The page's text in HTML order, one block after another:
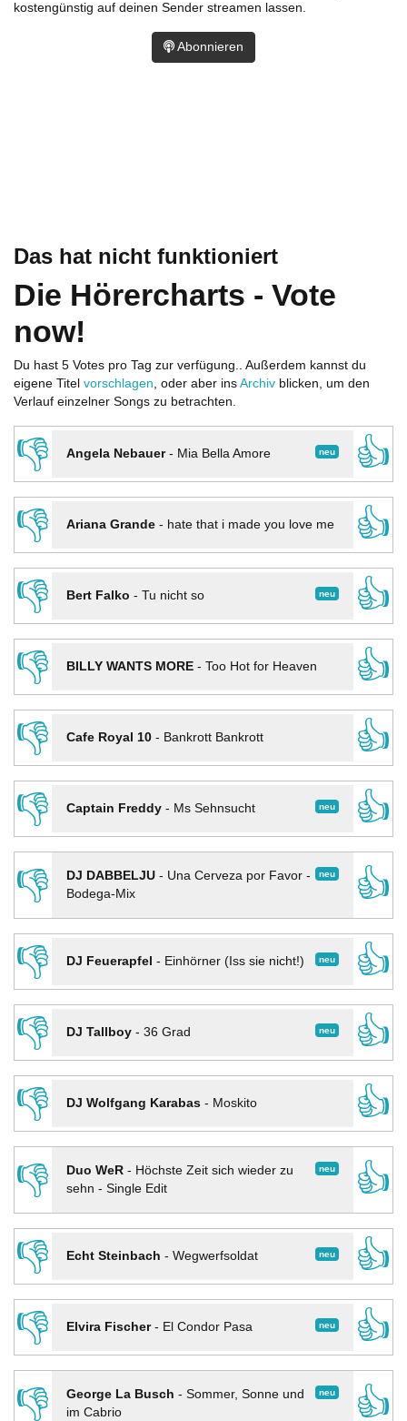
Das hat nicht funktioniert
Die Hörercharts - Vote
now!
Du hast 5 Votes pro Tag zur verfügung.. Außerdem kannst du
eigene Titel vorschlagen, oder aber ins Archiv blicken, um den
Verlauf einzelner Songs zu betrachten.
👎 neu
Angela Nebauer- Mia Bella Amore
👍
👎
Ariana Grande- hate that i made you love me
👍
👎
neu
Bert Falko - Tu nicht so
👍
👎
BILLY WANTS MORE- Too Hot for Heaven
👍
👎
Cafe Royal 10- Bankrott Bankrott
👍
👎
neu
Captain Freddy- Ms Sehnsucht
👍
👎
neu
DJ DABBELJU- Una Cerveza por Favor -
Bodega-Mix
👍
👎
neu
DJ Feuerapfel - Einhörner (Iss sie nicht!)
👍
👎
neu
DJ Tallboy- 36 Grad
👍
👎
DJ Wolfgang Karabas- Moskito
👍
👎
neu
Duo WeR- Höchste Zeit sich wieder zu
sehn - Single Edit
👍
👎
neu
Echt Steinbach - Wegwerfsoldat
👍
👎
neu
Elvira Fischer- El Condor Pasa
👍
👎
neu
George La Busch - Sommer, Sonne und
im Cabrio
👍
kostengünstig auf deinen Sender streamen lassen.
Abonnieren